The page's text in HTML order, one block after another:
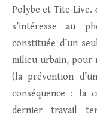
Polybe et Tite‑Live.
s’intéresse au
constituée d’un
milieu urbain, pour
(la prévention
conséquence : la
dernier travail